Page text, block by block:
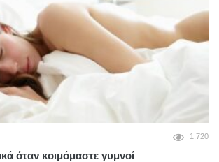
1,720
όταν κοιμόμαστε γυμνοί